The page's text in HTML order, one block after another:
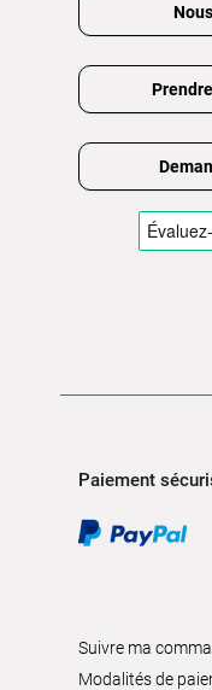
Paiement
Suivre ma
Modalités de